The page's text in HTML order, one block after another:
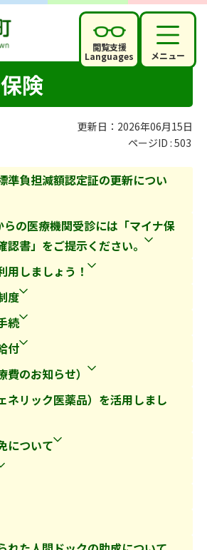
閲覧支援
Languages メニュー
険
更新日：2026年06月15日
ページID : 503
準負担減額認定証の更新につい
の医療機関受診には「マイナ保
認書」をご提示ください。
用しましょう！
度
続
付
のお知らせ）
ネリック医薬品）を活用しまし
について